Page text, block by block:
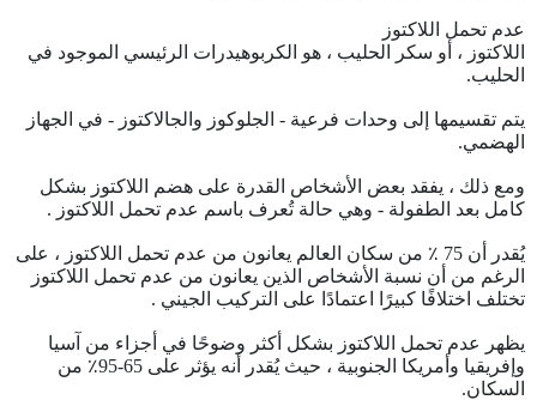
عدم تحمل اللاكتوز
اللاكتوز ، أو سكر الحليب ، هو الكربوهيدرات الرئيسي الموجود في
الحليب.
يتم تقسيمها إلى وحدات فرعية - الجلوكوز والجالاكتوز - في الجهاز
الهضمي.
ومع ذلك ، يفقد بعض الأشخاص القدرة على هضم اللاكتوز بشكل
كامل بعد الطفولة - وهي حالة تُعرف باسم عدم تحمل اللاكتوز .
يُقدر أن 75 ٪ من سكان العالم يعانون من عدم تحمل اللاكتوز ، على
الرغم من أن نسبة الأشخاص الذين يعانون من عدم تحمل اللاكتوز
تختلف اختلافًا كبيرًا اعتمادًا على التركيب الجيني .
يظهر عدم تحمل اللاكتوز بشكل أكثر وضوحًا في أجزاء من آسيا
وإفريقيا وأمريكا الجنوبية ، حيث يُقدر أنه يؤثر على 65-95٪ من
السكان.